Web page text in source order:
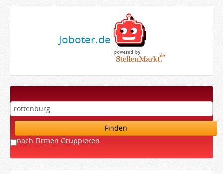
Joboter.de
Finden
nach Firmen Gruppieren